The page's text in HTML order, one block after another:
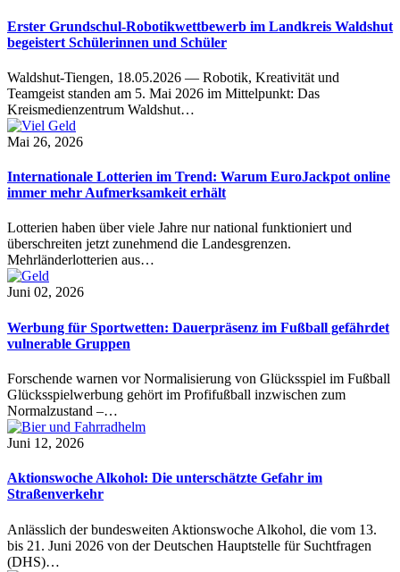
Erster Grundschul-Robotikwettbewerb im Landkreis Waldshut
begeistert Schülerinnen und Schüler
Waldshut-Tiengen, 18.05.2026 — Robotik, Kreativität und
Teamgeist standen am 5. Mai 2026 im Mittelpunkt: Das
Kreismedienzentrum Waldshut…
Mai 26, 2026
Internationale Lotterien im Trend: Warum EuroJackpot online
immer mehr Aufmerksamkeit erhält
Lotterien haben über viele Jahre nur national funktioniert und
überschreiten jetzt zunehmend die Landesgrenzen.
Mehrländerlotterien aus…
Juni 02, 2026
Werbung für Sportwetten: Dauerpräsenz im Fußball gefährdet
vulnerable Gruppen
Forschende warnen vor Normalisierung von Glücksspiel im Fußball
Glücksspielwerbung gehört im Profifußball inzwischen zum
Normalzustand –…
Juni 12, 2026
Aktionswoche Alkohol: Die unterschätzte Gefahr im
Straßenverkehr
Anlässlich der bundesweiten Aktionswoche Alkohol, die vom 13.
bis 21. Juni 2026 von der Deutschen Hauptstelle für Suchtfragen
(DHS)…